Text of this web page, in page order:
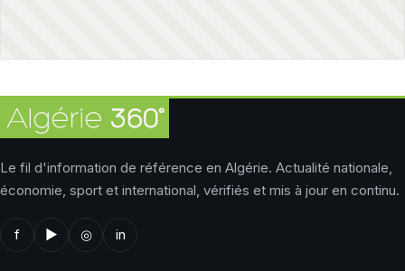
Le fil d'information de référence en Algérie. Actualité nationale,
économie, sport et international, vérifiés et mis à jour en continu.
f ▶ ◎ in